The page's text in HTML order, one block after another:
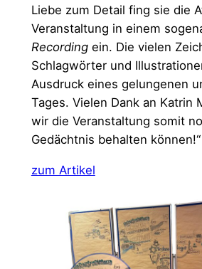
Liebe zum Detail fing sie die
Veranstaltung in einem
Recordingein. Die vielen
Schlagwörter und
Ausdruck eines gelungenen
Tages. Vielen Dank an Katrin
wir die Veranstaltung somit
Gedächtnis behalten können!“
zum Artikel